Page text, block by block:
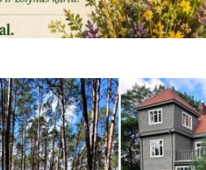
rugpjūčio 15 d. Laikas: 13 val. - Šv.